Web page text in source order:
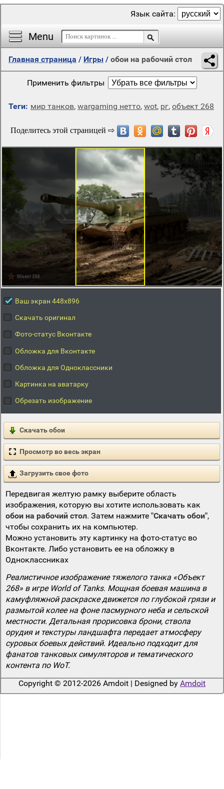
Menu
Язык сайта:
Главная страница / Игры / обои на рабочий стол
Применить фильтры
Теги: мир танков, wargaming нетто, wot, рг, объект 268
Ваш экран 448x896
Скачать оригинал
Фото-статус Вконтакте
Обложка для Вконтакте
Обложка для Одноклассники
Картинка на аватарку
Обрезать изображение
Скачать обои
Просмотр во весь экран
Загрузить свое фото
Передвигая желтую рамку выберите область
изображения, которую вы хотите использовать как
обои на рабочий стол. Затем нажмите "Скачать обои",
чтобы сохранить их на компьютер.
Можно установить эту картинку на фото-статус во
Вконтакте. Либо установить ее на обложку в
Одноклассниках
Реалистичное изображение тяжелого танка «Объект
268» в игре World of Tanks. Мощная боевая машина в
камуфляжной раскраске движется по глубокой грязи и
размытой колее на фоне пасмурного неба и сельской
местности. Детальная прорисовка брони, ствола
орудия и текстуры ландшафта передает атмосферу
суровых боевых действий. Идеально подходит для
фанатов танковых симуляторов и тематического
контента по WoT.
Copyright © 2012-2026 Amdoit | Designed by Amdoit